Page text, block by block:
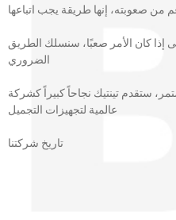
من صعوبته، إنها طريقة يجب اتباعها
إذا كان الأمر صعبًا، سنسلك الطريق
الضروري
ستقدم تينتيك نجاحاً كبيراً كشركة
عالمية لتجهيزات التجميل
تاريخ شركتنا